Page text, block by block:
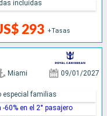
293 +Tasas
incluidas
Miami 09/01/2027
especial familias
-60% en el 2° pasajero